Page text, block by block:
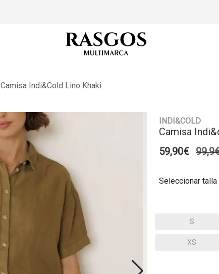
Camisa Indi&cold Lino Khaki
INDI&COLD
Camisa
59,90€
Seleccionar talla
S
XS